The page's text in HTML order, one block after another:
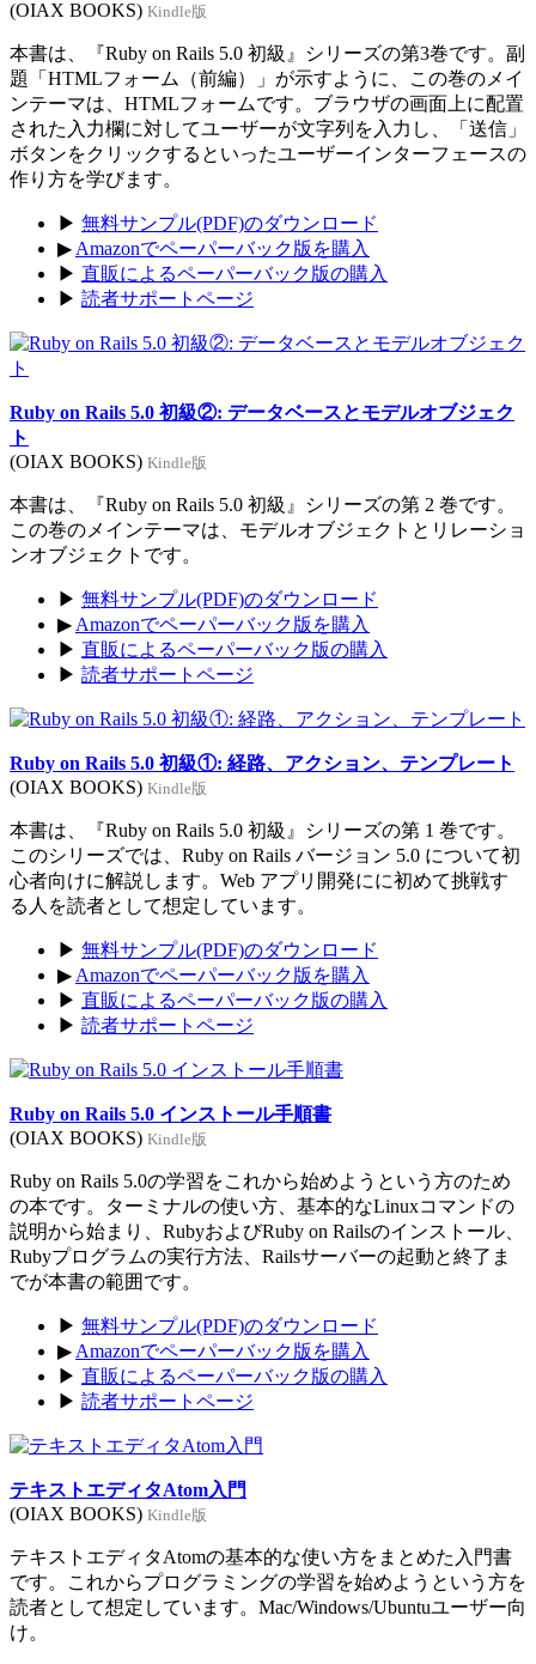
(OIAX BOOKS) Kindle版
本書は、『Ruby on Rails 5.0 初級』シリーズの第3巻です。副
題「HTMLフォーム（前編）」が示すように、この巻のメイ
ンテーマは、HTMLフォームです。ブラウザの画面上に配置
された入力欄に対してユーザーが文字列を入力し、「送信」
ボタンをクリックするといったユーザーインターフェースの
作り方を学びます。
▶ 無料サンプル(PDF)のダウンロード
▶ Amazonでペーパーバック版を購入
▶ 直販によるペーパーバック版の購入
▶ 読者サポートページ
Ruby on Rails 5.0 初級②: データベースとモデルオブジェク
ト
(OIAX BOOKS) Kindle版
本書は、『Ruby on Rails 5.0 初級』シリーズの第 2 巻です。
この巻のメインテーマは、モデルオブジェクトとリレーショ
ンオブジェクトです。
▶ 無料サンプル(PDF)のダウンロード
▶ Amazonでペーパーバック版を購入
▶ 直販によるペーパーバック版の購入
▶ 読者サポートページ
Ruby on Rails 5.0 初級①: 経路、アクション、テンプレート
(OIAX BOOKS) Kindle版
本書は、『Ruby on Rails 5.0 初級』シリーズの第 1 巻です。
このシリーズでは、Ruby on Rails バージョン 5.0 について初
心者向けに解説します。Web アプリ開発にに初めて挑戦す
る人を読者として想定しています。
▶ 無料サンプル(PDF)のダウンロード
▶ Amazonでペーパーバック版を購入
▶ 直販によるペーパーバック版の購入
▶ 読者サポートページ
Ruby on Rails 5.0 インストール手順書
(OIAX BOOKS) Kindle版
Ruby on Rails 5.0の学習をこれから始めようという方のため
の本です。ターミナルの使い方、基本的なLinuxコマンドの
説明から始まり、RubyおよびRuby on Railsのインストール、
Rubyプログラムの実行方法、Railsサーバーの起動と終了ま
でが本書の範囲です。
▶ 無料サンプル(PDF)のダウンロード
▶ Amazonでペーパーバック版を購入
▶ 直販によるペーパーバック版の購入
▶ 読者サポートページ
テキストエディタAtom入門
(OIAX BOOKS) Kindle版
テキストエディタAtomの基本的な使い方をまとめた入門書
です。これからプログラミングの学習を始めようという方を
読者として想定しています。Mac/Windows/Ubuntuユーザー向
け。